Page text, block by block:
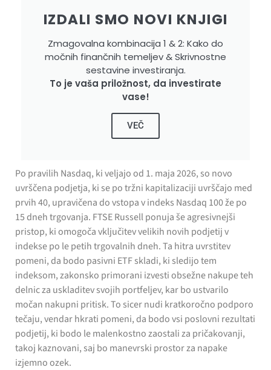
IZDALI SMO NOVI KNJIGI
Zmagovalna kombinacija 1 & 2: Kako do
močnih finančnih temeljev & Skrivnostne
sestavine investiranja.
To je vaša priložnost, da investirate
vase!
VEČ
Po pravilih Nasdaq, ki veljajo od 1. maja 2026, so novo
uvrščena podjetja, ki se po tržni kapitalizaciji uvrščajo med
prvih 40, upravičena do vstopa v indeks Nasdaq 100 že po
15 dneh trgovanja. FTSE Russell ponuja še agresivnejši
pristop, ki omogoča vključitev velikih novih podjetij v
indekse po le petih trgovalnih dneh. Ta hitra uvrstitev
pomeni, da bodo pasivni ETF skladi, ki sledijo tem
indeksom, zakonsko primorani izvesti obsežne nakupe teh
delnic za uskladitev svojih portfeljev, kar bo ustvarilo
močan nakupni pritisk. To sicer nudi kratkoročno podporo
tečaju, vendar hkrati pomeni, da bodo vsi poslovni rezultati
podjetij, ki bodo le malenkostno zaostali za pričakovanji,
takoj kaznovani, saj bo manevrski prostor za napake
izjemno ozek.